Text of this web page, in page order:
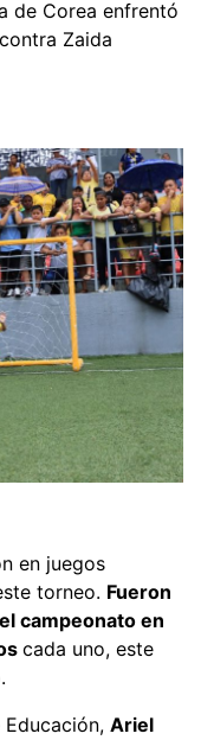
de Corea enfrentó
Zaida
en juegos
torneo. Fueron
campeonato en
cada uno, este
Ariel